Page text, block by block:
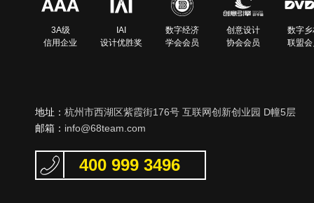
3A级
信用企业
IAI
设计优胜奖
数字经济
学会会员
创意设计
协会会员
数字
联盟
地址： 杭州市西湖区紫霞街176号 互联网创新创业园 D幢5层
邮箱： info@68team.com
400 999 3496